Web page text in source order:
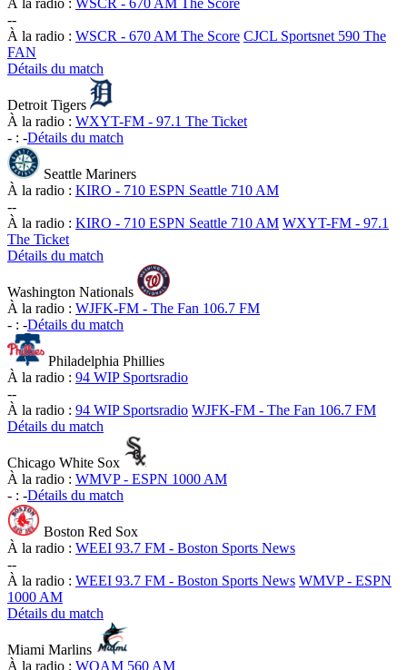
À la radio : WSCR - 670 AM The Score
--
À la radio : WSCR - 670 AM The Score CJCL Sportsnet 590 The
FAN
Détails du match
Detroit Tigers
À la radio : WXYT-FM - 97.1 The Ticket
- : -Détails du match
Seattle Mariners
À la radio : KIRO - 710 ESPN Seattle 710 AM
--
À la radio : KIRO - 710 ESPN Seattle 710 AM WXYT-FM - 97.1
The Ticket
Détails du match
Washington Nationals
À la radio : WJFK-FM - The Fan 106.7 FM
- : -Détails du match
Philadelphia Phillies
À la radio : 94 WIP Sportsradio
--
À la radio : 94 WIP Sportsradio WJFK-FM - The Fan 106.7 FM
Détails du match
Chicago White Sox
À la radio : WMVP - ESPN 1000 AM
- : -Détails du match
Boston Red Sox
À la radio : WEEI 93.7 FM - Boston Sports News
--
À la radio : WEEI 93.7 FM - Boston Sports News WMVP - ESPN
1000 AM
Détails du match
Miami Marlins
À la radio : WQAM 560 AM